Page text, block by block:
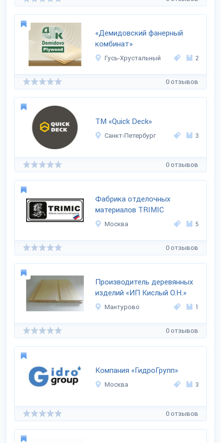
«Демидовский фанерный
комбинат»
Гусь-Хрустальный 2
0 отзывов
ТМ «Quick Deck»
Санкт-Петербург 3
0 отзывов
Фабрика отделочных
материалов TRIMIC
Москва 5
0 отзывов
Производитель деревянных
изделий «ИП Кислый О.Н.»
Мантурово 1
0 отзывов
Компания «ГидроГрупп»
Москва 3
0 отзывов